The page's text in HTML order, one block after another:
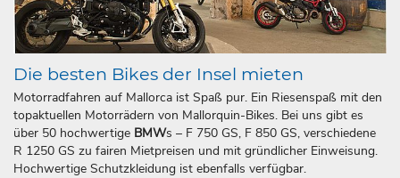
Die besten Bikes der Insel mieten
Motorradfahren auf Mallorca ist Spaß pur. Ein Riesenspaß mit den
topaktuellen Motorrädern von Mallorquin-Bikes. Bei uns gibt es
über 50 hochwertige BMWs – F 750 GS, F 850 GS, verschiedene
R 1250 GS zu fairen Mietpreisen und mit gründlicher Einweisung.
Hochwertige Schutzkleidung ist ebenfalls verfügbar.